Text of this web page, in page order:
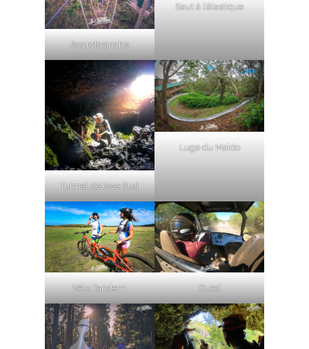
Accrobranche
Saut à l’élastique
Tunnel de lave Sud
Luge du Maïdo
Vélo Tandem Quad